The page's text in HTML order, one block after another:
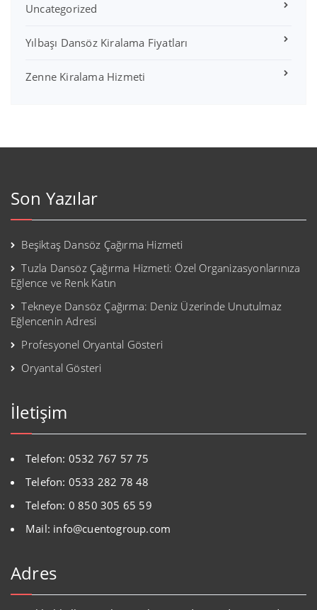
Uncategorized
Yılbaşı Dansöz Kiralama Fiyatları
Zenne Kiralama Hizmeti
Son Yazılar
Beşiktaş Dansöz Çağırma Hizmeti
Tuzla Dansöz Çağırma Hizmeti: Özel Organizasyonlarınıza
Eğlence ve Renk Katın
Tekneye Dansöz Çağırma: Deniz Üzerinde Unutulmaz
Eğlencenin Adresi
Profesyonel Oryantal Gösteri
Oryantal Gösteri
İletişim
Telefon: 0532 767 57 75
Telefon: 0533 282 78 48
Telefon: 0 850 305 65 59
Mail: info@cuentogroup.com
Adres